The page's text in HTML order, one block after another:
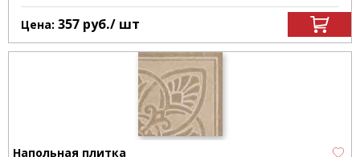
Цена: 357 руб./ шт
Напольная плитка